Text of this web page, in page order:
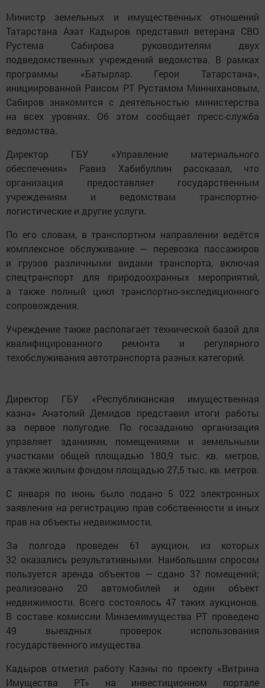
Министр земельных и имущественных отношений
Татарстана Азат Кадыров представил ветерана СВО
Рустема Сабирова руководителям двух
подведомственных учреждений ведомства. В рамках
программы «Батырлар. Герои Татарстана»,
инициированной Раисом РТ Рустамом Миннихановым,
Сабиров знакомится с деятельностью министерства
на всех уровнях. Об этом сообщает пресс-служба
ведомства.
Директор ГБУ «Управление материального
обеспечения» Равиз Хабибуллин рассказал, что
организация предоставляет государственным
учреждениям и ведомствам транспортно-
логистические и другие услуги.
По его словам, в транспортном направлении ведётся
комплексное обслуживание — перевозка пассажиров
и грузов различными видами транспорта, включая
спецтранспорт для природоохранных мероприятий,
а также полный цикл транспортно-экспедиционного
сопровождения.
Учреждение также располагает технической базой для
квалифицированного ремонта и регулярного
техобслуживания автотранспорта разных категорий.
Директор ГБУ «Республиканская имущественная
казна» Анатолий Демидов представил итоги работы
за первое полугодие. По госзаданию организация
управляет зданиями, помещениями и земельными
участками общей площадью 180,9 тыс. кв. метров,
а также жилым фондом площадью 27,5 тыс. кв. метров.
С января по июнь было подано 5 022 электронных
заявления на регистрацию прав собственности и иных
прав на объекты недвижимости.
За полгода проведен 61 аукцион, из которых
32 оказались результативными. Наибольшим спросом
пользуется аренда объектов — сдано 37 помещений;
реализовано 20 автомобилей и один объект
недвижимости. Всего состоялось 47 таких аукционов.
В составе комиссии Минземимущества РТ проведено
49 выездных проверок использования
государственного имущества.
Кадыров отметил работу Казны по проекту «Витрина
Имущества РТ» на инвестиционном портале